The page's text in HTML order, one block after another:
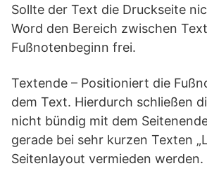
Sollte der Text die Druckseite
Word den Bereich zwischen
Fußnotenbeginn frei.
Textende – Positioniert die
dem Text. Hierdurch schließen
nicht bündig mit dem
gerade bei sehr kurzen Texten
Seitenlayout vermieden werden.